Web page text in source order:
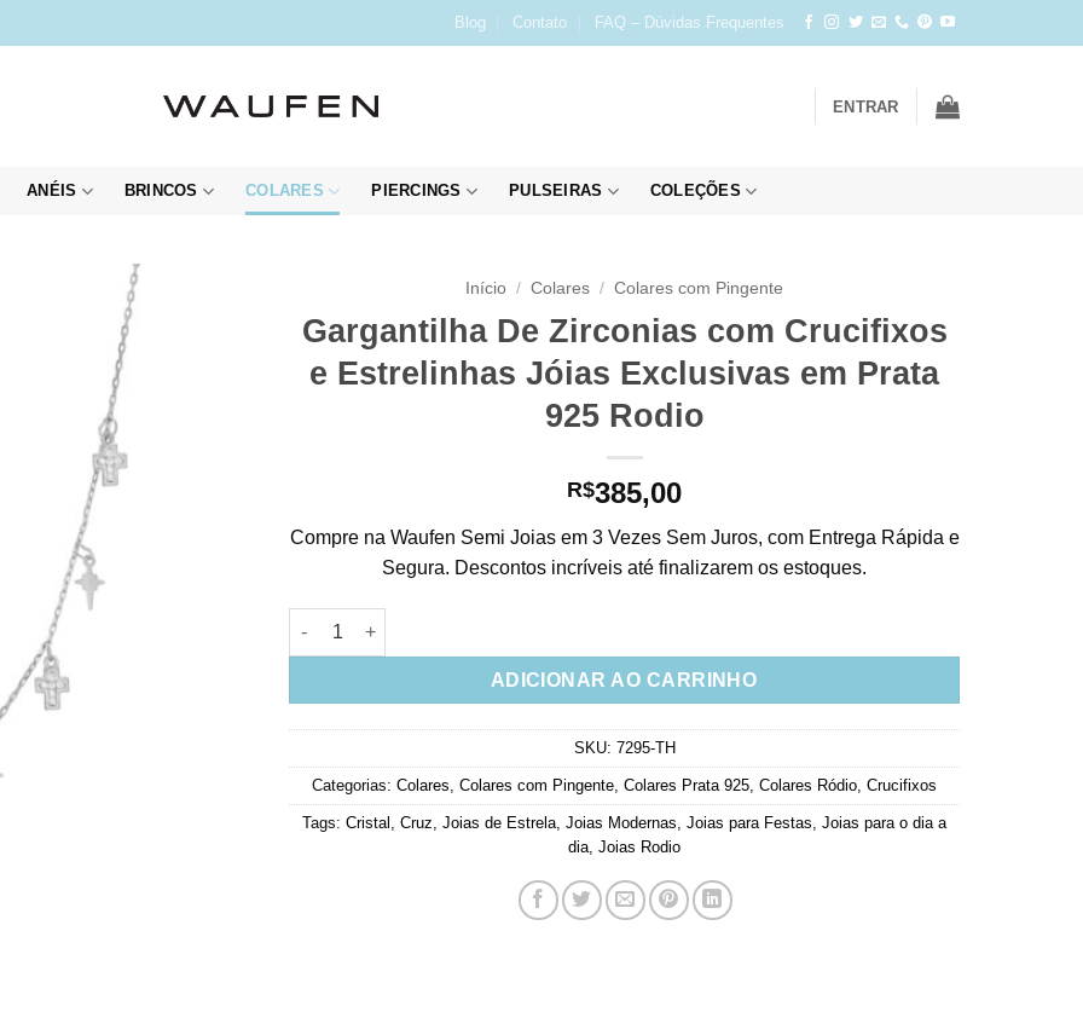
Blog Contato FAQ – Dúvidas Frequentes
ENTRAR
ANÉIS BRINCOS COLARES PIERCINGS PULSEIRAS COLEÇÕES
Início / Colares / Colares com Pingente
Gargantilha De Zirconias com Crucifixos
e Estrelinhas Jóias Exclusivas em Prata
925 Rodio
R$385,00
Compre na Waufen Semi Joias em 3 Vezes Sem Juros, com Entrega Rápida e
Segura. Descontos incríveis até finalizarem os estoques.
Gargantilha De Zirconias com Crucifixos e Estrelinhas Jóias Exclusivas em Prata 925 Rodio
ADICIONAR AO CARRINHO
SKU: 7295-TH
Categorias: Colares Colares com Pingente Colares Prata 925 Colares Ródio Crucifixos
Tags: Cristal Cruz Joias de Estrela Joias Modernas Joias para Festas Joias para o dia a
dia Joias Rodio